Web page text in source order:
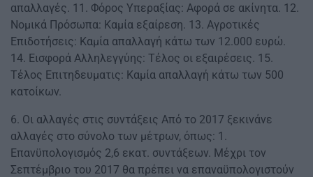
απαλλαγές. 11. Φόρος Υπεραξίας: Αφορά σε ακίνητα. 12.
Νομικά Πρόσωπα: Καμία εξαίρεση. 13. Αγροτικές
Επιδοτήσεις: Καμία απαλλαγή κάτω των 12.000 ευρώ.
14. Εισφορά Αλληλεγγύης: Τέλος οι εξαιρέσεις. 15.
Τέλος Επιτηδευματις: Καμία απαλλαγή κάτω των 500
κατοίκων.
6. Oι αλλαγές στις συντάξεις Από το 2017 ξεκινάνε
αλλαγές στο σύνολο των μέτρων, όπως: 1.
Επανϋπολογισμός 2,6 εκατ. συντάξεων. Μέχρι τον
Σεπτέμβριο του 2017 θα πρέπει να επαναϋπολογιστούν